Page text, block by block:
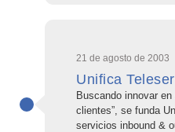
21 de agosto de 2003
Unifica
Buscando innovar
clientes”, se funda
servicios inbound &